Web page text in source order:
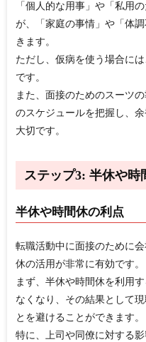
「個人的な用事」や「私用
が、「家庭の事情」や「体
きます。
ただし、仮病を使う場合に
です。
また、面接のためのスーツ
のスケジュールを把握し、
大切です。
ステップ3: 半休や時
半休や時間休の利点
転職活動中に面接のために
休の活用が非常に有効です。
まず、半休や時間休を利用
なくなり、その結果として
とを避けることができます。
特に、上司や同僚に対する